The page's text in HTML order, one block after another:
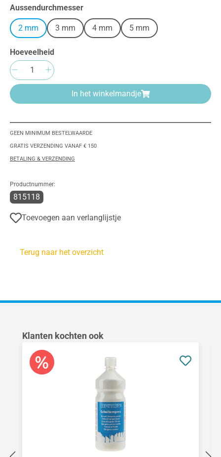
Selecteer
Aussendurchmesser
2 mm 3 mm 4 mm 5 mm
Hoeveelheid
Producthoeveelheid: Voer de gewenste
In het winkelmandje
GEEN MINIMUM BESTELWAARDE
GRATIS VERZENDING VANAF € 150
BETALING & VERZENDING
Productnummer:
815118
Toevoegen aan verlanglijstje
Terug naar het overzicht
Productgalerij overslaan
Klanten kochten ook